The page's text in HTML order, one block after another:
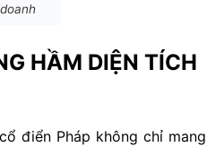
HẦM DIỆN TÍCH
điển Pháp không chỉ mang